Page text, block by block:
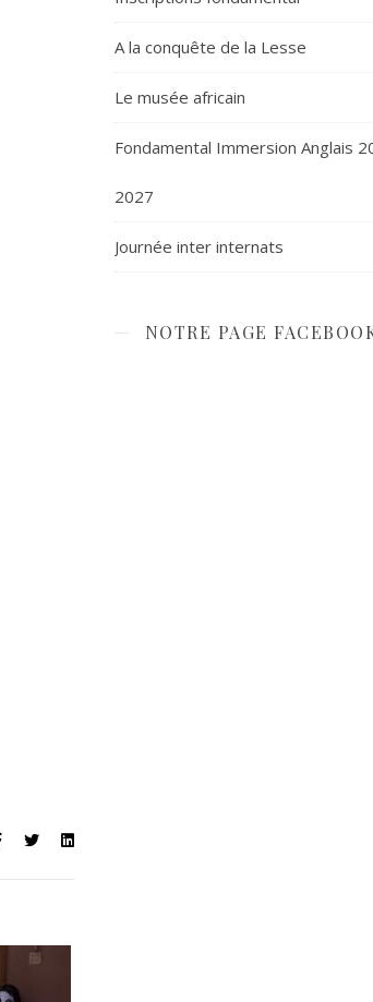
A la conquête de la Lesse
Le musée africain
Fondamental Immersion Anglais
2027
Journée inter internats
NOTRE PAGE